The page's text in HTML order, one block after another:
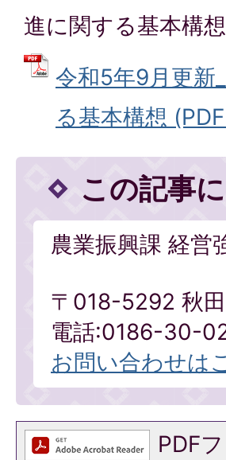
進に関する基本構
令和5年9月更新
る基本構想
この記事
農業振興課 経営
〒018-5292 秋
電話:0186-30-
お問い合わせは
PDF